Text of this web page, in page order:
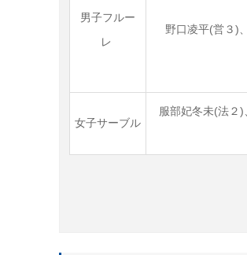
男子フルー
レ
野口凌平(営３)
女子サーブル
服部妃冬未(法２